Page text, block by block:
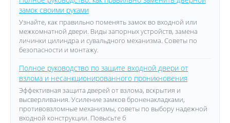
замок своими руками
Узнайте, как правильно поменять замок во входной или
межкомнатной двери. Виды запорных устройств, замена
личинки цилиндра и сувальдного механизма. Советы по
безопасности и монтажу.
Полное руководство по защите входной двери от
взлома и несанкционированного проникновения
Эффективная защита дверей от взлома, вскрытия и
высверливания. Усиление замков броненакладками,
противовзломные механизмы, советы по выбору надежной
входной конструкции. Повысьте б